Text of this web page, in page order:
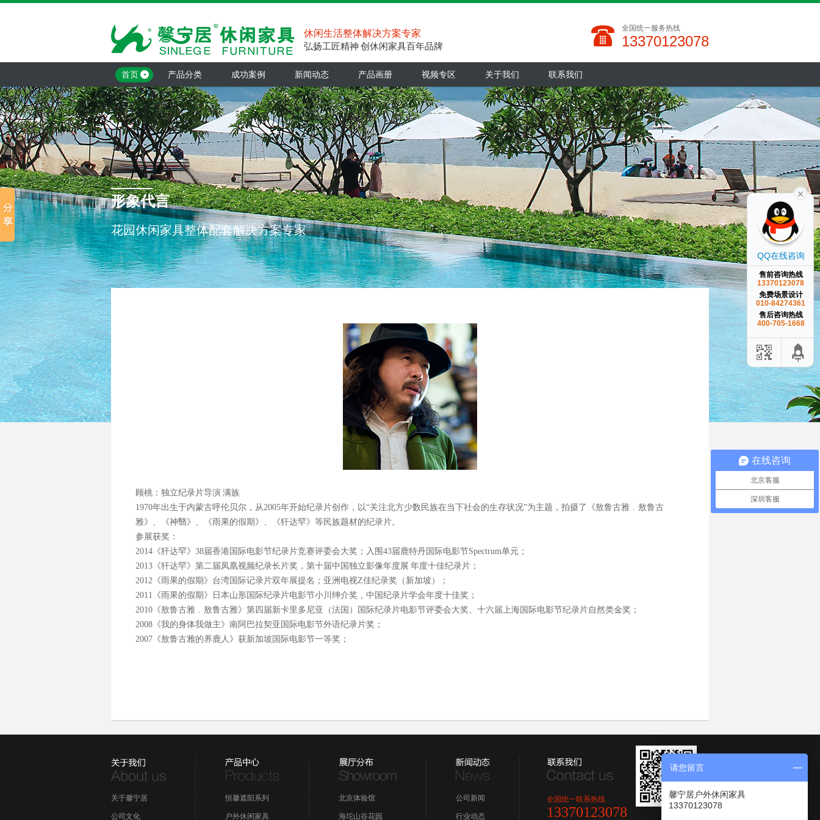
休闲生活整体解决方案专家
弘扬工匠精神 创休闲家具百年品牌
全国统一服务热线
13370123078
首页 产品分类 成功案例 新闻动态 产品画册 视频专区 关于我们 联系我们
形象代言
花园休闲家具整体配套解决方案专家
顾桃：独立纪录片导演 满族
1970年出生于内蒙古呼伦贝尔，从2005年开始纪录片创作，以“关注北方少数民族在当下社会的生存状况”为主题，拍摄了《敖鲁古雅﹒敖鲁古
雅》、《神翳》、《雨果的假期》、《犴达罕》等民族题材的纪录片。
参展获奖：
2014《犴达罕》38届香港国际电影节纪录片竞赛评委会大奖；入围43届鹿特丹国际电影节Spectrum单元；
2013《犴达罕》第二届凤凰视频纪录长片奖，第十届中国独立影像年度展 年度十佳纪录片；
2012《雨果的假期》台湾国际记录片双年展提名；亚洲电视Z佳纪录奖（新加坡）；
2011《雨果的假期》日本山形国际纪录片电影节小川绅介奖，中国纪录片学会年度十佳奖；
2010《敖鲁古雅﹒敖鲁古雅》第四届新卡里多尼亚（法国）国际纪录片电影节评委会大奖、十六届上海国际电影节纪录片自然类金奖；
2008《我的身体我做主》南阿巴拉契亚国际电影节外语纪录片奖；
2007《敖鲁古雅的养鹿人》获新加坡国际电影节一等奖；
关于馨宁居
公司文化
恒馨遮阳系列
户外休闲家具
北京体验馆
海坨山谷花园
公司新闻
行业动态
全国统一联系热线
13370123078
QQ在线咨询
售前咨询热线
13370123078
免费场景设计
010-84274361
售后咨询热线
400-705-1668
在线咨询
北京客服
深圳客服
请您留言
馨宁居户外休闲家具
13370123078